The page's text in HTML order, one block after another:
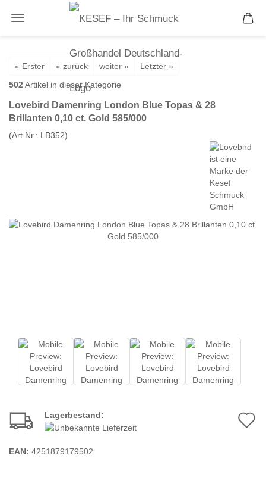
« Erster « zurück weiter »
Letzter »
502 Artikel in dieser Kategorie
Lovebird Damenring London Blue Topas & 28
Brillanten 0,10 ct. Gold 585/000
(Art.Nr.: LB352)
Lagerbestand:
EAN: 4251879179502